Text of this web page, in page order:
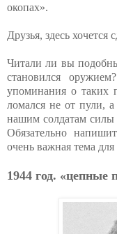
окопах».
Друзья, здесь хочется
Читали ли вы
становился
упоминания о таких
ломался не от пули,
нашим солдатам силы
Обязательно
очень важная тема
1944 год.